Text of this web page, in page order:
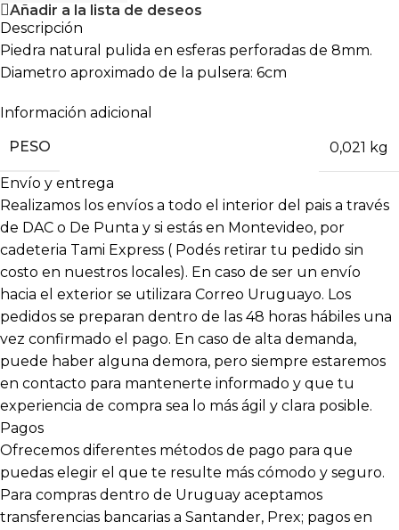
Añadir a la lista de deseos
Descripción
Piedra natural pulida en esferas perforadas de 8mm.
Diametro aproximado de la pulsera: 6cm
Información adicional
PESO
0,021 kg
Envío y entrega
Realizamos los envíos a todo el interior del pais a través
de DAC o De Punta y si estás en Montevideo, por
cadeteria Tami Express ( Podés retirar tu pedido sin
costo en nuestros locales). En caso de ser un envío
hacia el exterior se utilizara Correo Uruguayo. Los
pedidos se preparan dentro de las 48 horas hábiles una
vez confirmado el pago. En caso de alta demanda,
puede haber alguna demora, pero siempre estaremos
en contacto para mantenerte informado y que tu
experiencia de compra sea lo más ágil y clara posible.
Pagos
Ofrecemos diferentes métodos de pago para que
puedas elegir el que te resulte más cómodo y seguro.
Para compras dentro de Uruguay aceptamos
transferencias bancarias a Santander, Prex; pagos en